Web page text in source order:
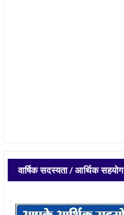
वार्षिक सदस्यता / आर्थिक सहयोग